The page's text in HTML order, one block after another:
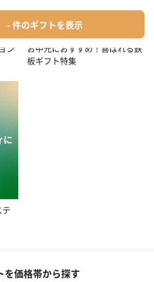
ン
お中元におすすめ！喜ばれる鉄
板ギフト特集
を価格帯から探す